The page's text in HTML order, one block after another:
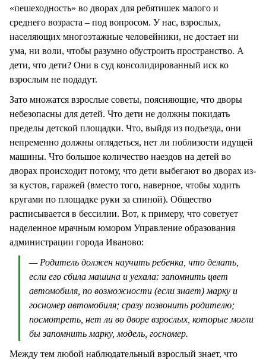
«пешеходность» во дворах для ребятишек малого и
среднего возраста – под вопросом. У нас, взрослых,
населяющих многоэтажные человейники, не достает ни
ума, ни воли, чтобы разумно обустроить пространство. А
дети, что дети? Они в суд консолидированный иск ко
взрослым не подадут.
Зато множатся взрослые советы, поясняющие, что дворы
небезопасны для детей. Что дети не должны покидать
пределы детской площадки. Что, выйдя из подъезда, они
непременно должны оглядеться, нет ли поблизости идущей
машины. Что большое количество наездов на детей во
дворах происходит потому, что дети выбегают во дворах из-
за кустов, гаражей (вместо того, наверное, чтобы ходить
кругами по площадке руки за спиной). Общество
расписывается в бессилии. Вот, к примеру, что советует
наделенное мрачным юмором Управление образования
администрации города Иваново:
— Родитель должен научить ребенка, что делать,
если его сбила машина и уехала: запомнить цвет
автомобиля, по возможности (если знает) марку и
госномер автомобиля; сразу позвонить родителю;
посмотреть, нет ли во дворе взрослых, которые могли
бы запомнить марку, модель, госномер.
Между тем любой наблюдательный взрослый знает, что